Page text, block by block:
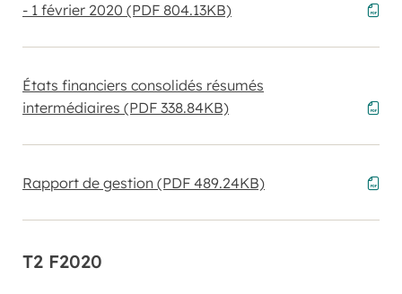
- 1 février 2020 (PDF 804.13KB)
États financiers consolidés résumés
intermédiaires (PDF 338.84KB)
Rapport de gestion (PDF 489.24KB)
T2 F2020